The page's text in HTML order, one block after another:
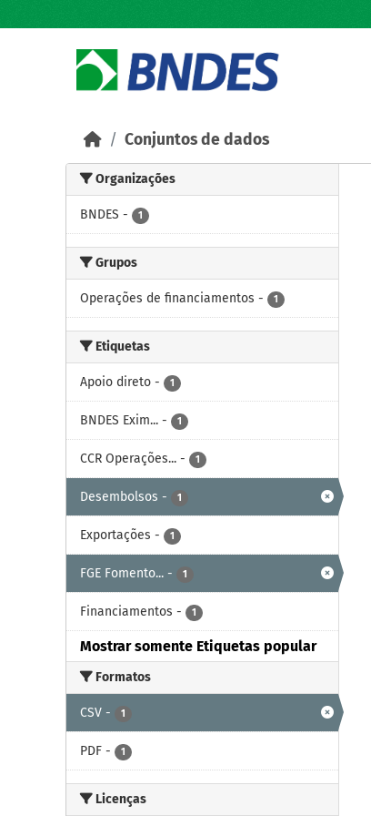
Conjuntos de dados
Organizações
BNDES - 1
Grupos
Operações de financiamentos - 1
Etiquetas
Apoio direto - 1
BNDES Exim... - 1
CCR Operações... - 1
Desembolsos - 1
Exportações - 1
FGE Fomento... - 1
Financiamentos - 1
Mostrar somente Etiquetas popular
Formatos
CSV - 1
PDF - 1
Licenças